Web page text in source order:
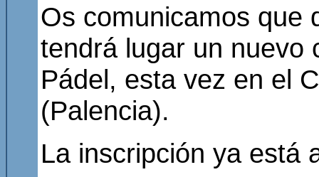
Os comunicamos que
tendrá lugar un nuevo
Pádel, esta vez en el
(Palencia).
La inscripción ya está